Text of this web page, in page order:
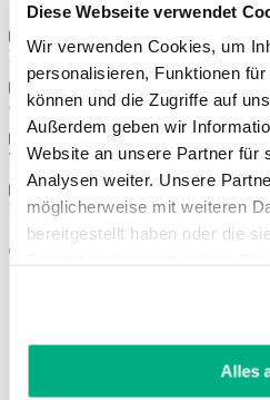
Diese Webseite verwendet
Wir verwenden Cookies, um
personalisieren, Funktionen
können und die Zugriffe auf
Außerdem geben wir
Website an unsere Partner für
Analysen weiter. Unsere
möglicherweise mit weiteren
bereitgestellt haben oder die
unserer
Alles
Propiedades
Colores
Tallas
Instrucciones de uso
También le podría